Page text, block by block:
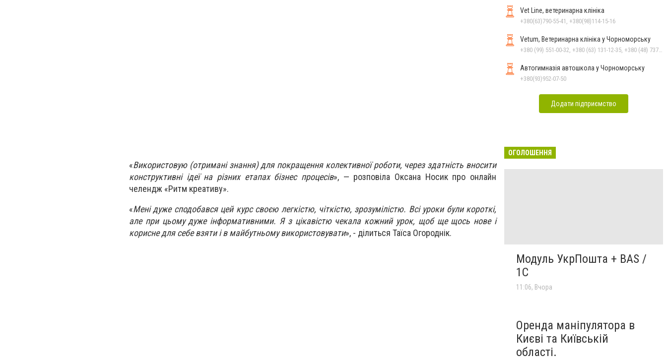
«Використовую (отримані знання) для покращення колективної роботи, через здатність вносити
конструктивні ідеї на різних етапах бізнес процесів», — розповіла Оксана Носик про онлайн
челендж «Ритм креативу».
«Мені дуже сподобався цей курс своєю легкістю, чіткістю, зрозумілістю. Всі уроки були короткі,
але при цьому дуже інформативними. Я з цікавістю чекала кожний урок, щоб ще щось нове і
корисне для себе взяти і в майбутньому використовувати», - ділиться Таїса Огороднік.
Vet Line, ветеринарна клініка
+380(63)790-55-41, +380(98)114-15-16
Vetum, Ветеринарна клініка у Чорноморську
Автогимназія автошкола у Чорноморську
+380(93)952-07-50
Додати підприємство
ОГОЛОШЕННЯ
Модуль УкрПошта + BAS /
1C
11:06, Вчора
Оренда маніпулятора в
Києві та Київській
області.